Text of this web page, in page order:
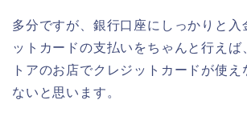
多分ですが、銀行口座にしっかりと入
ットカードの支払いをちゃんと行えば
トアのお店でクレジットカードが使え
ないと思います。